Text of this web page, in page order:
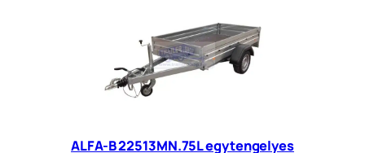
ALFA-B 22513MN.75L egytengelyes